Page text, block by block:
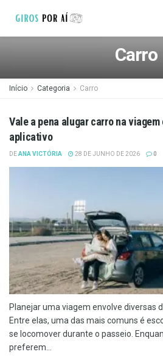
Carro
Início Categoria Carro
Vale a pena alugar carro na
aplicativo
DEANA VICTÓRIA 28 DE JUNHO DE 2026 0
Planejar uma viagem envolve diversas
Entre elas, uma das mais comuns é
se locomover durante o passeio.
preferem...